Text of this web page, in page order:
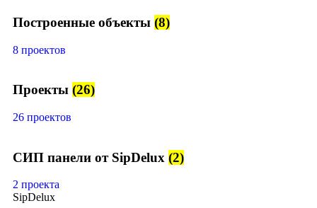
Построенные объекты (8)
8 проектов
Проекты (26)
26 проектов
СИП панели от SipDelux (2)
2 проекта
SipDelux